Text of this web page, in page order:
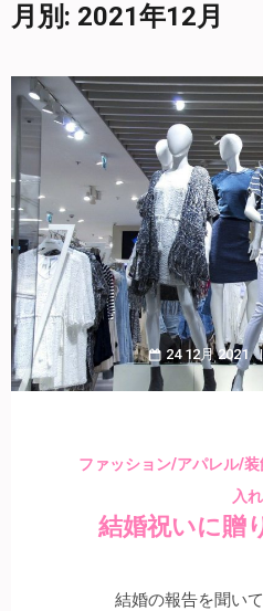
月別: 2021年12月
24 12月 2021
ファッション/アパレル/装
入れ
結婚祝いに贈
結婚の報告を聞い